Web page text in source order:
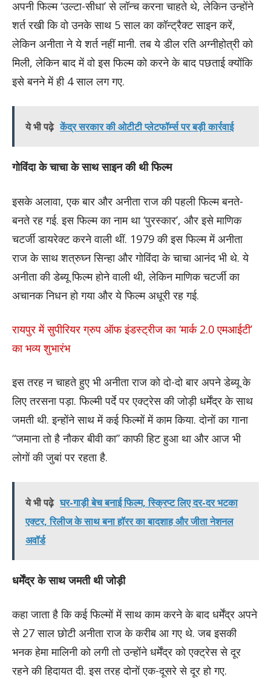
अपनी फिल्म ‘उल्टा-सीधा’ से लॉन्च करना चाहते थे, लेकिन उन्होंने
शर्त रखी कि वो उनके साथ 5 साल का कॉन्ट्रैक्ट साइन करें,
लेकिन अनीता ने ये शर्त नहीं मानी. तब ये डील रति अग्नीहोत्री को
मिली, लेकिन बाद में वो इस फिल्म को करने के बाद पछताई क्योंकि
इसे बनने में ही 4 साल लग गए.
ये भी पढ़े केंद्र सरकार की ओटीटी प्लेटफॉर्म्स पर बड़ी कार्रवाई
गोविंदा के चाचा के साथ साइन की थी फिल्म
इसके अलावा, एक बार और अनीता राज की पहली फिल्म बनते-
बनते रह गई. इस फिल्म का नाम था ‘पुरस्कार’, और इसे माणिक
चटर्जी डायरेक्ट करने वाली थीं. 1979 की इस फिल्म में अनीता
राज के साथ शत्रुघ्न सिन्हा और गोविंदा के चाचा आनंद भी थे. ये
अनीता की डेब्यू फिल्म होने वाली थी, लेकिन माणिक चटर्जी का
अचानक निधन हो गया और ये फिल्म अधूरी रह गई.
रायपुर में सुपीरियर ग्रुप ऑफ इंडस्ट्रीज का ‘मार्क 2.0 एमआईटी’
का भव्य शुभारंभ
इस तरह न चाहते हुए भी अनीता राज को दो-दो बार अपने डेब्यू के
लिए तरसना पड़ा. फिल्मी पर्दे पर एक्ट्रेस की जोड़ी धर्मेंद्र के साथ
जमती थी. इन्होंने साथ में कई फिल्मों में काम किया. दोनों का गाना
“जमाना तो है नौकर बीवी का” काफी हिट हुआ था और आज भी
लोगों की जुबां पर रहता है.
ये भी पढ़े घर-गाड़ी बेच बनाई फिल्म, स्क्रिप्ट लिए दर-दर भटका
एक्टर, रिलीज के साथ बना हॉरर का बादशाह और जीता नेशनल
अवॉर्ड
धर्मेंद्र के साथ जमती थी जोड़ी
कहा जाता है कि कई फिल्मों में साथ काम करने के बाद धर्मेंद्र अपने
से 27 साल छोटी अनीता राज के करीब आ गए थे. जब इसकी
भनक हेमा मालिनी को लगी तो उन्होंने धर्मेंद्र को एक्ट्रेस से दूर
रहने की हिदायत दी. इस तरह दोनों एक-दूसरे से दूर हो गए.